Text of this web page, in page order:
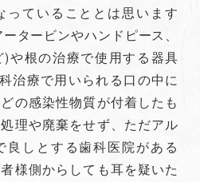
っていることとは思います
タービンやハンドピース、
や根の治療で使用する器具
治療で用いられる口の中に
の感染性物質が付着したも
理や廃棄をせず、ただアル
良しとする歯科医院がある
様側からしても耳を疑いた